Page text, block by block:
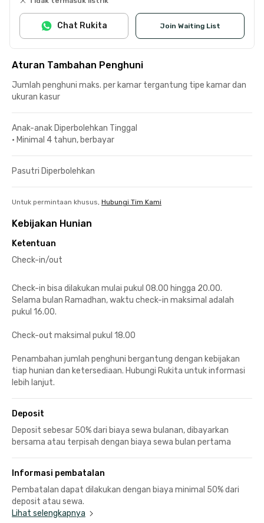
Join Waiting List
Chat Rukita
Aturan Tambahan Penghuni
Jumlah penghuni maks. per kamar tergantung tipe kamar dan
ukuran kasur
Anak-anak Diperbolehkan Tinggal
• Minimal 4 tahun, berbayar
Pasutri Diperbolehkan
Untuk permintaan khusus, Hubungi Tim Kami
Kebijakan Hunian
Ketentuan
Check-in/out
Check-in bisa dilakukan mulai pukul 08.00 hingga 20.00.
Selama bulan Ramadhan, waktu check-in maksimal adalah
pukul 16.00.
Check-out maksimal pukul 18.00
Penambahan jumlah penghuni bergantung dengan kebijakan
tiap hunian dan ketersediaan. Hubungi Rukita untuk informasi
lebih lanjut.
Deposit
Deposit sebesar 50% dari biaya sewa bulanan, dibayarkan
bersama atau terpisah dengan biaya sewa bulan pertama
Informasi pembatalan
Pembatalan dapat dilakukan dengan biaya minimal 50% dari
deposit atau sewa.
Lihat selengkapnya